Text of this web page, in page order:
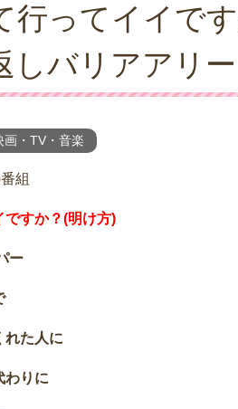
行ってイイで
しバリアアリー
画・TV・音楽
組
ですか？(明け方)
ー
れた人に
わりに